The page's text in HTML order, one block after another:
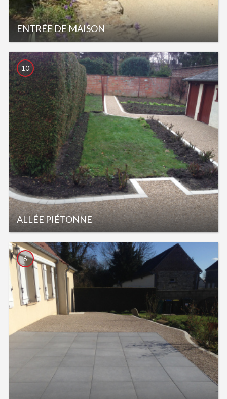
ENTRÉE DE MAISON
ALLÉE PIÉTONNE
10
6